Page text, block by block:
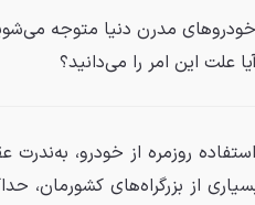
علت این امر را می‌دانید؟